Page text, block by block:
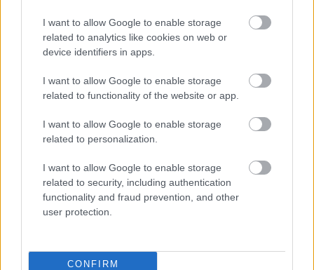
I want to allow Google to enable storage
related to analytics like cookies on web or
device identifiers in apps.
I want to allow Google to enable storage
related to functionality of the website or app.
I want to allow Google to enable storage
related to personalization.
I want to allow Google to enable storage
related to security, including authentication
functionality and fraud prevention, and other
user protection.
CONFIRM
Fotó: Varga Dóra / Velvet